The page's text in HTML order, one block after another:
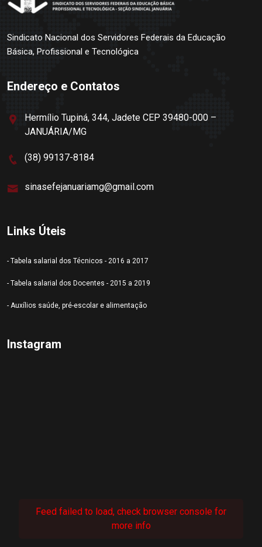
Sindicato Nacional dos Servidores Federais da Educação
Básica, Profissional e Tecnológica
Endereço e Contatos
Hermílio Tupiná, 344, Jadete CEP 39480-000 –
JANUÁRIA/MG
(38) 99137-8184
sinasefejanuariamg@gmail.com
Links Úteis
- Tabela salarial dos Técnicos - 2016 a 2017
- Tabela salarial dos Docentes - 2015 a 2019
- Auxílios saúde, pré-escolar e alimentação
Instagram
Feed failed to load, check browser console for
more info